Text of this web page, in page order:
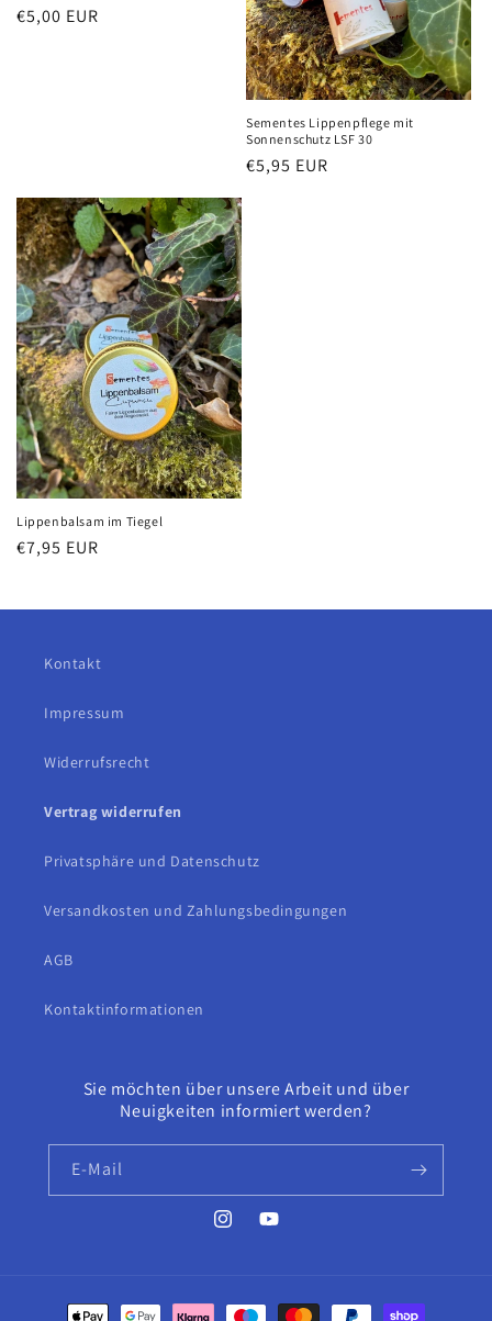
Normaler
€5,00 EUR
Sementes Lippenpflege mit
Sonnenschutz LSF 30
Normaler
€5,95 EUR
Lippenbalsam im Tiegel
Normaler
€7,95 EUR
Kontakt
Impressum
Widerrufsrecht
Vertrag widerrufen
Privatsphäre und Datenschutz
Versandkosten und Zahlungsbedingungen
AGB
Kontaktinformationen
Sie möchten über unsere Arbeit und über
Neuigkeiten informiert werden?
E-Mail
InstagramYouTube
Zahlungsmethoden